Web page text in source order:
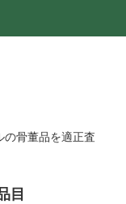
の骨董品を適正査
目